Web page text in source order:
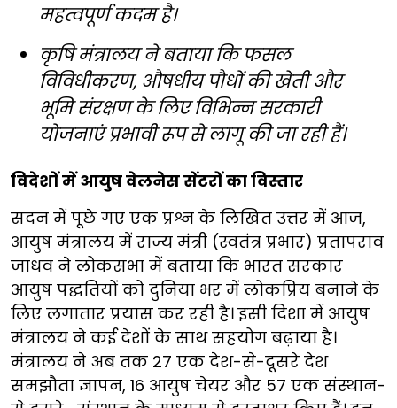
महत्वपूर्ण कदम है।
कृषि मंत्रालय ने बताया कि फसल
विविधीकरण, औषधीय पौधों की खेती और
भूमि संरक्षण के लिए विभिन्न सरकारी
योजनाएं प्रभावी रूप से लागू की जा रही हैं।
विदेशों में आयुष वेलनेस सेंटरों का विस्तार
सदन में पूछे गए एक प्रश्न के लिखित उत्तर में आज,
आयुष मंत्रालय में राज्य मंत्री (स्वतंत्र प्रभार) प्रतापराव
जाधव ने लोकसभा में बताया कि भारत सरकार
आयुष पद्धतियों को दुनिया भर में लोकप्रिय बनाने के
लिए लगातार प्रयास कर रही है। इसी दिशा में आयुष
मंत्रालय ने कई देशों के साथ सहयोग बढ़ाया है।
मंत्रालय ने अब तक 27 एक देश-से-दूसरे देश
समझौता ज्ञापन, 16 आयुष चेयर और 57 एक संस्थान-